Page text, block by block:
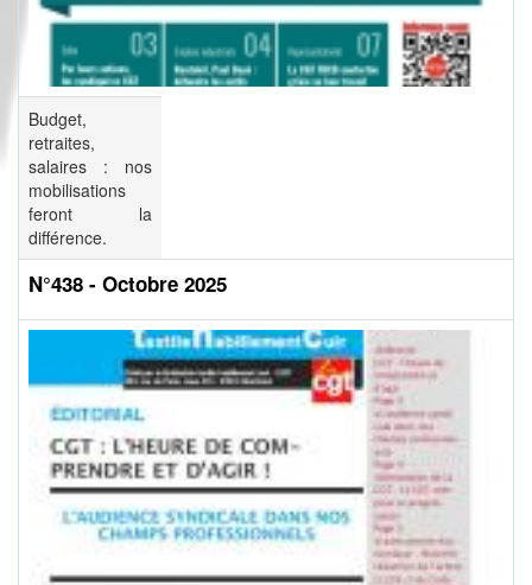
Budget,
retraites,
salaires : nos
mobilisations
feront la
différence.
N°438 - Octobre 2025